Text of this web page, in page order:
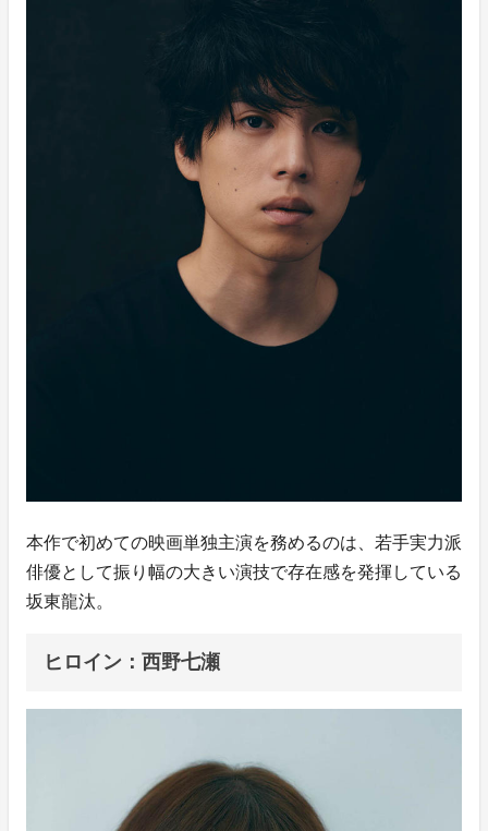
本作で初めての映画単独主演を務めるのは、若手実力派
俳優として振り幅の大きい演技で存在感を発揮している
坂東龍汰。
ヒロイン：西野七瀬